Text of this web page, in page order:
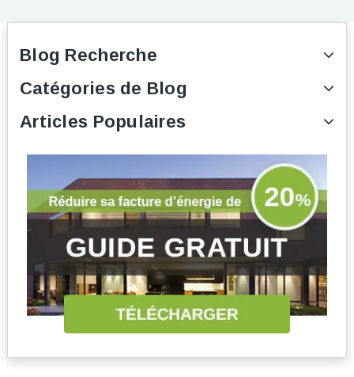
Blog Recherche
Catégories de Blog
Articles Populaires